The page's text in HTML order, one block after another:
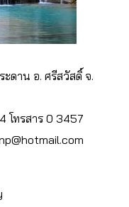
ดาน อ. ศรีสวัสดิ์ จ.
โทรสาร 0 3457